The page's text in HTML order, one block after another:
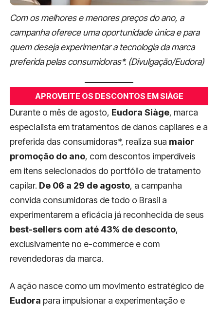
Com os melhores e menores preços do ano, a
campanha oferece uma oportunidade única e para
quem deseja experimentar a tecnologia da marca
preferida pelas consumidoras*. (Divulgação/Eudora)
APROVEITE OS DESCONTOS EM SIÀGE
Durante o mês de agosto, Eudora Siàge, marca
especialista em tratamentos de danos capilares e a
preferida das consumidoras*, realiza sua maior
promoção do ano, com descontos imperdíveis
em itens selecionados do portfólio de tratamento
capilar. De 06 a 29 de agosto, a campanha
convida consumidoras de todo o Brasil a
experimentarem a eficácia já reconhecida de seus
best-sellers com até 43% de desconto,
exclusivamente no e-commerce e com
revendedoras da marca.
A ação nasce como um movimento estratégico de
Eudora para impulsionar a experimentação e